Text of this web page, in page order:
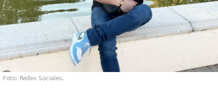
Foto: Redes Sociales.